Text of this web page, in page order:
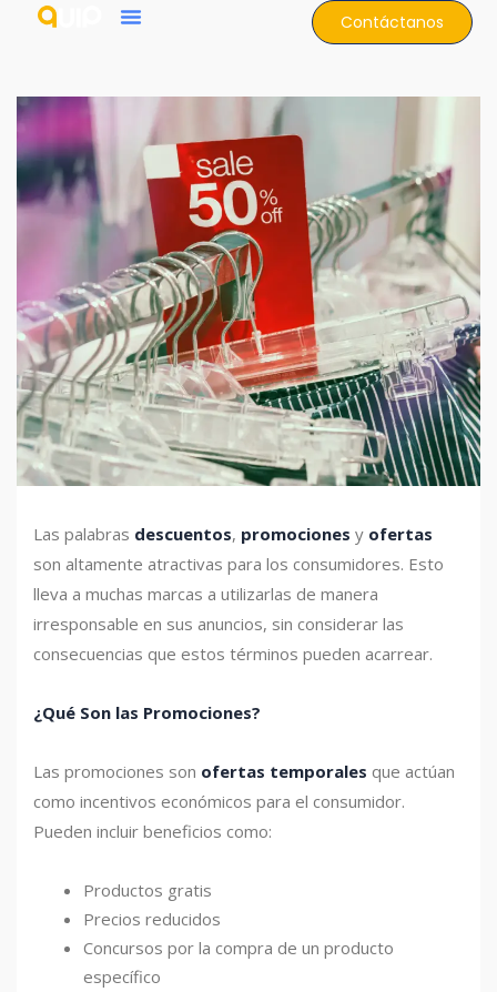
Contáctanos
Las palabras descuentos, promociones y ofertas
son altamente atractivas para los consumidores. Esto
lleva a muchas marcas a utilizarlas de manera
irresponsable en sus anuncios, sin considerar las
consecuencias que estos términos pueden acarrear.
¿Qué Son las Promociones?
Las promociones son ofertas temporales que actúan
como incentivos económicos para el consumidor.
Pueden incluir beneficios como:
Productos gratis
Precios reducidos
Concursos por la compra de un producto
específico